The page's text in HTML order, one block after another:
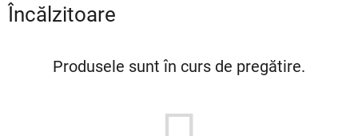
Încălzitoare
Produsele sunt în curs de pregătire.